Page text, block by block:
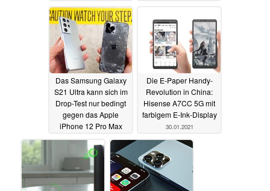
02.02.2021
Das Samsung Galaxy
S21 Ultra kann sich im
Drop-Test nur bedingt
gegen das Apple
iPhone 12 Pro Max
01.02.2021
Die E-Paper Handy-
Revolution in China:
Hisense A7CC 5G mit
farbigem E-Ink-Display
30.01.2021